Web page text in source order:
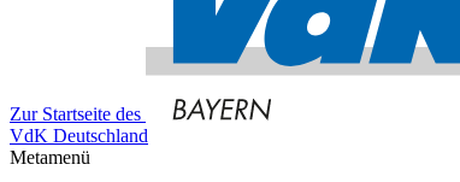
Zur Startseite des
VdK Deutschland
Metamenü